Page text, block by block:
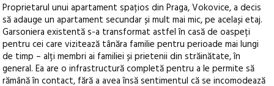
Proprietarul unui apartament spațios din Praga, Vokovice, a decis
să adauge un apartament secundar și mult mai mic, pe același etaj.
Garsoniera existentă s-a transformat astfel în casă de oaspeți
pentru cei care vizitează tânăra familie pentru perioade mai lungi
de timp – alți membri ai familiei și prietenii din străinătate, în
general. Ea are o infrastructură completă pentru a le permite să
rămână în contact, fără a avea însă sentimentul că se incomodează